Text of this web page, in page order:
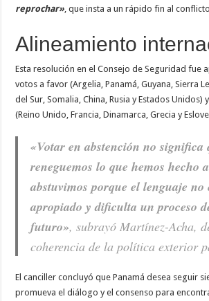
reprochar» , que insta a un rápido fin al
Alineamiento
Esta resolución en el Consejo de Seguridad fue
votos a favor (Argelia, Panamá, Guyana, Sierra
del Sur, Somalia, China, Rusia y Estados Unidos)
(Reino Unido, Francia, Dinamarca, Grecia y
«Votar en abstención no significa
reneguemos lo que hemos hecho
abstuvimos porque el lenguaje no
apropiado y dificulta un proceso
futuro», subrayó Martínez-Acha,
coherencia de la política exterior
El canciller concluyó que Panamá desea seguir
promueva el diálogo y el consenso para